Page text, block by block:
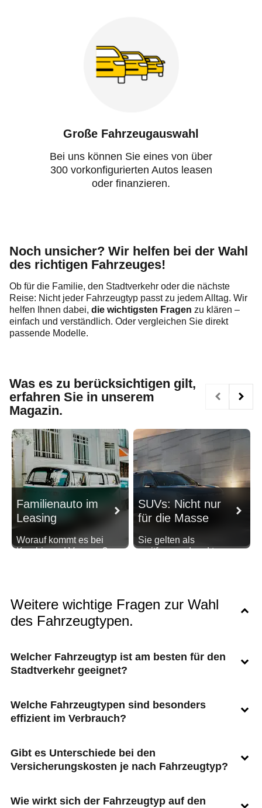
Große Fahrzeugauswahl
Bei uns können Sie eines von über
300 vorkonfigurierten Autos leasen
oder finanzieren.
Noch unsicher? Wir helfen bei der Wahl
des richtigen Fahrzeuges!
Ob für die Familie, den Stadtverkehr oder die nächste
Reise: Nicht jeder Fahrzeugtyp passt zu jedem Alltag. Wir
helfen Ihnen dabei, die wichtigsten Fragen zu klären –
einfach und verständlich. Oder vergleichen Sie direkt
passende Modelle.
Was es zu berücksichtigen gilt,
erfahren Sie in unserem
Magazin.
Familienauto im
Leasing
Worauf kommt es bei
Kombis und Vans an?
SUVs: Nicht nur
für die Masse
Sie gelten als
spritfressend und teuer.
was wichtig ist...
Weitere wichtige Fragen zur Wahl
des Fahrzeugtypen.
Welcher Fahrzeugtyp ist am besten für den
Stadtverkehr geeignet?
Welche Fahrzeugtypen sind besonders
effizient im Verbrauch?
Gibt es Unterschiede bei den
Versicherungskosten je nach Fahrzeugtyp?
Wie wirkt sich der Fahrzeugtyp auf den